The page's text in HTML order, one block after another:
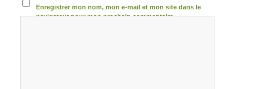
Enregistrer mon nom, mon e-mail et mon site dans le
navigateur pour mon prochain commentaire.